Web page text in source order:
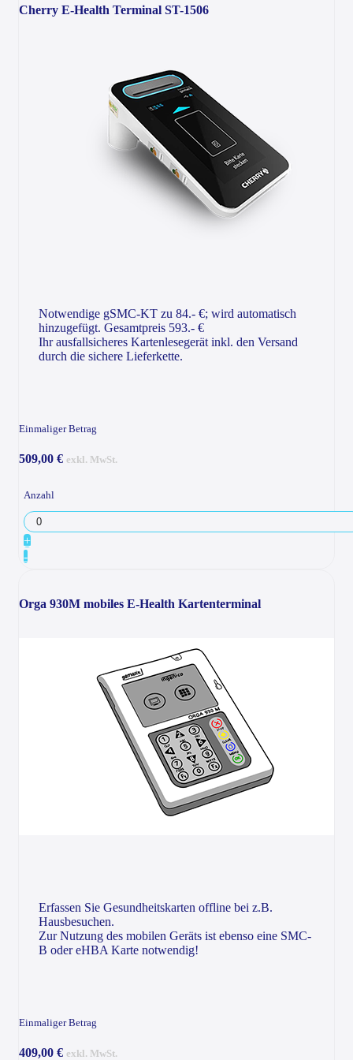
Cherry E-Health Terminal ST-1506
Notwendige gSMC-KT zu 84.- €; wird automatisch
hinzugefügt. Gesamtpreis 593.- €
Ihr ausfallsicheres Kartenlesegerät inkl. den Versand
durch die sichere Lieferkette.
Einmaliger Betrag
509,00 € exkl. MwSt.
Anzahl
+
-
Orga 930M mobiles E-Health Kartenterminal
Erfassen Sie Gesundheitskarten offline bei z.B.
Hausbesuchen.
Zur Nutzung des mobilen Geräts ist ebenso eine SMC-
B oder eHBA Karte notwendig!
Einmaliger Betrag
409,00 € exkl. MwSt.